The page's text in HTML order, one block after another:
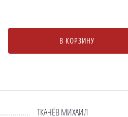
В КОРЗИНУ
ТКАЧЁВ МИХАИЛ